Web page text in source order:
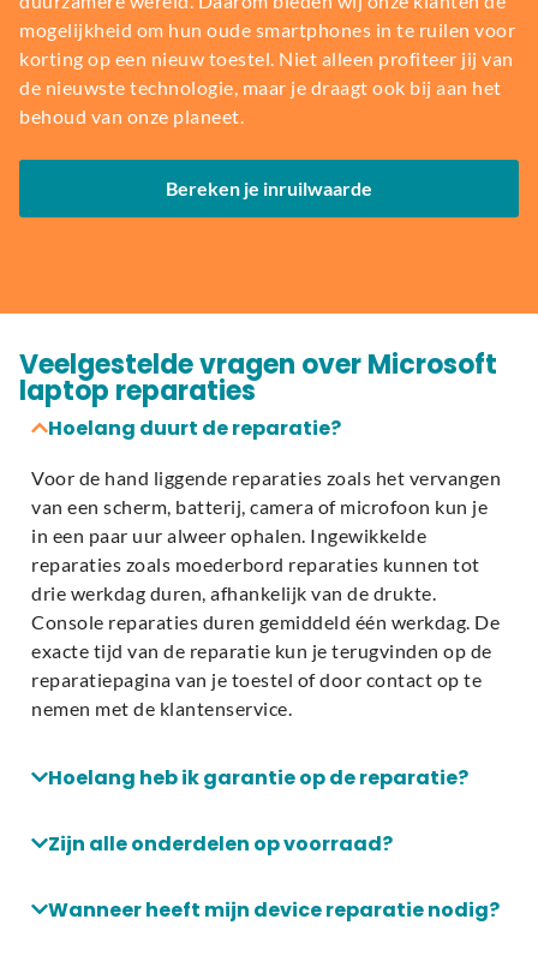
mogelijkheid om hun oude smartphones in te ruilen voor
korting op een nieuw toestel. Niet alleen profiteer jij van
de nieuwste technologie, maar je draagt ook bij aan het
behoud van onze planeet.
Bereken je inruilwaarde
Veelgestelde vragen over Microsoft
laptop reparaties
Hoelang duurt de reparatie?
Voor de hand liggende reparaties zoals het vervangen
van een scherm, batterij, camera of microfoon kun je
in een paar uur alweer ophalen. Ingewikkelde
reparaties zoals moederbord reparaties kunnen tot
drie werkdag duren, afhankelijk van de drukte.
Console reparaties duren gemiddeld één werkdag. De
exacte tijd van de reparatie kun je terugvinden op de
reparatiepagina van je toestel of door contact op te
nemen met de klantenservice.
Hoelang heb ik garantie op de reparatie?
Zijn alle onderdelen op voorraad?
Wanneer heeft mijn device reparatie nodig?